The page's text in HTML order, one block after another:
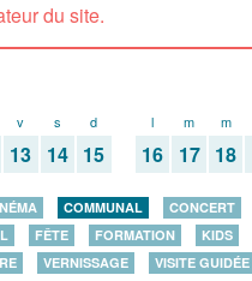
du site.
v
13
s
14
d
15
l
16
m
17
m
18
COMMUNAL CONCERT
FÊTE FORMATION KIDS
VERNISSAGE VISITE GUIDÉE